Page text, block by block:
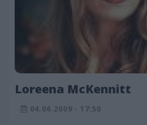
Loreena McKennitt
04.06.2009 - 17:50